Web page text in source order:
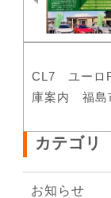
CL7 ユー
庫案内 福島
カテゴリ
お知らせ